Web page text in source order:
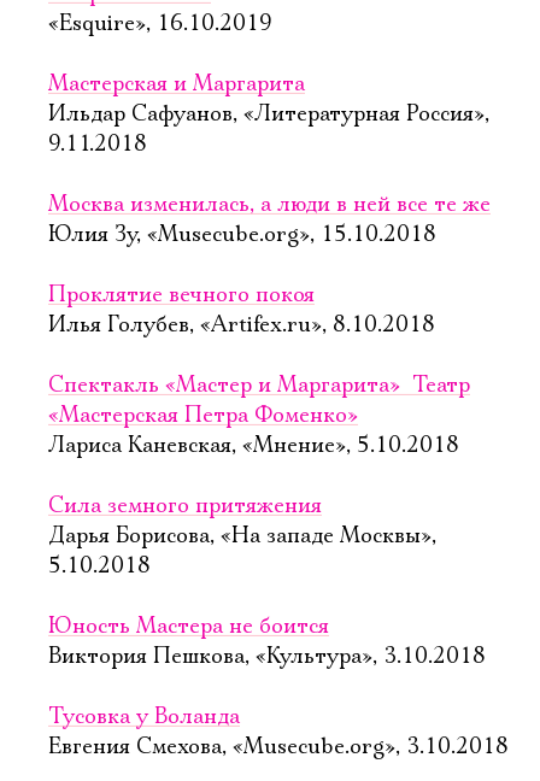
«Esquire», 16.10.2019
Мастерская и Маргарита
Ильдар Сафуанов, «Литературная Россия»,
9.11.2018
Москва изменилась, а люди в ней все те же
Юлия Зу, «Musecube.org», 15.10.2018
Проклятие вечного покоя
Илья Голубев, «Artifex.ru», 8.10.2018
Спектакль «Мастер и Маргарита»  Театр
«Мастерская Петра Фоменко»
Лариса Каневская, «Мнение», 5.10.2018
Сила земного притяжения
Дарья Борисова, «На западе Москвы»,
5.10.2018
Юность Мастера не боится
Виктория Пешкова, «Культура», 3.10.2018
Тусовка у Воланда
Евгения Смехова, «Musecube.org», 3.10.2018